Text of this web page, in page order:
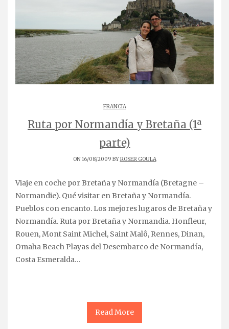
FRANCIA
Ruta por Normandía y Bretaña (1ª
parte)
ON 16/08/2009 BYROSER GOULA
Viaje en coche por Bretaña y Normandía (Bretagne –
Normandie). Qué visitar en Bretaña y Normandía.
Pueblos con encanto. Los mejores lugaros de Bretaña y
Normandía. Ruta por Bretaña y Normandia. Honfleur,
Rouen, Mont Saint Michel, Saint Malô, Rennes, Dinan,
Omaha Beach Playas del Desembarco de Normandía,
Costa Esmeralda…
Read More